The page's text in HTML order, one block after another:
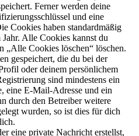
Ferner werden deine
und eine
Cookies haben standardmäßig
Alle Cookies kannst du
„Alle Cookies löschen“ löschen.
gespeichert, die du bei der
oder deinem persönlichem
sind mindestens ein
eine E-Mail-Adresse und ein
durch den Betreiber weitere
wurden, so ist dies für dich
eine private Nachricht erstellst,